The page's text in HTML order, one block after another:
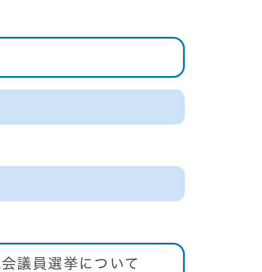
議員選挙について